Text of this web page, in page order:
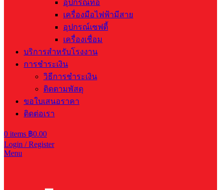
อุปกรณ์ท่อ
เครื่องมือไฟฟ้ามีสาย
อุปกรณ์เซฟตี้
เครื่องเชื่อม
บริการสำหรับโรงงาน
การชำระเงิน
วิธีการชำระเงิน
ติดตามพัสดุ
ขอใบเสนอราคา
ติดต่อเรา
0 items ฿0.00
Login / Register
Menu